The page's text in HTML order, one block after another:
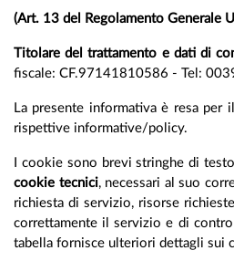
(Art. 13 del Regolamento Generale
Titolare del trattamento e dati di
fiscale: CF.97141810586 - Tel:
La presente informativa è resa
rispettive informative/policy.
I cookie sono brevi stringhe di
cookie tecnici, necessari al suo
richiesta di servizio, risorse
correttamente il servizio e di
tabella fornisce ulteriori dettagli sui